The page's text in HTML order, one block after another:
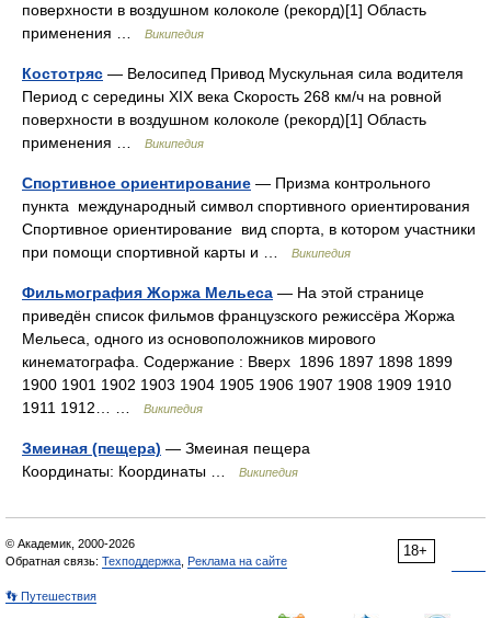
поверхности в воздушном колоколе (рекорд)[1] Область
применения …
Википедия
Костотряс — Велосипед Привод Мускульная сила водителя
Период с середины XIX века Скорость 268 км/ч на ровной
поверхности в воздушном колоколе (рекорд)[1] Область
применения …
Википедия
Спортивное ориентирование — Призма контрольного
пункта международный символ спортивного ориентирования
Спортивное ориентирование вид спорта, в котором участники
при помощи спортивной карты и …
Википедия
Фильмография Жоржа Мельеса — На этой странице
приведён список фильмов французского режиссёра Жоржа
Мельеса, одного из основоположников мирового
кинематографа. Содержание : Вверх 1896 1897 1898 1899
1900 1901 1902 1903 1904 1905 1906 1907 1908 1909 1910
1911 1912… …
Википедия
Змеиная (пещера) — Змеиная пещера
Координаты: Координаты …
Википедия
18+
© Академик, 2000-2026
Обратная связь: Техподдержка Реклама на сайте
👣 Путешествия